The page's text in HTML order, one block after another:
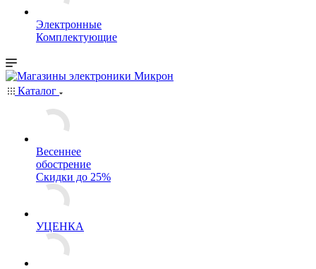
Электронные
Комплектующие
Каталог
Весеннее
обострение
Скидки до 25%
УЦЕНКА